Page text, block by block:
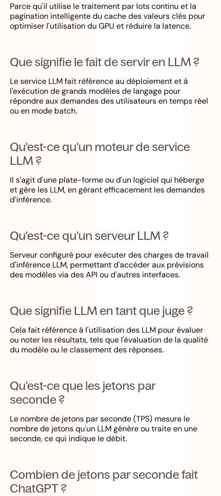
Parce qu'il utilise le traitement par lots continu et la
pagination intelligente du cache des valeurs clés pour
optimiser l'utilisation du GPU et réduire la latence.
Que signifie le fait de servir en LLM ?
Le service LLM fait référence au déploiement et à
l'exécution de grands modèles de langage pour
répondre aux demandes des utilisateurs en temps réel
ou en mode batch.
Qu'est-ce qu'un moteur de service
LLM ?
Il s'agit d'une plate-forme ou d'un logiciel qui héberge
et gère les LLM, en gérant efficacement les demandes
d'inférence.
Qu'est-ce qu'un serveur LLM ?
Serveur configuré pour exécuter des charges de travail
d'inférence LLM, permettant d'accéder aux prévisions
des modèles via des API ou d'autres interfaces.
Que signifie LLM en tant que juge ?
Cela fait référence à l'utilisation des LLM pour évaluer
ou noter les résultats, tels que l'évaluation de la qualité
du modèle ou le classement des réponses.
Qu'est-ce que les jetons par
seconde ?
Le nombre de jetons par seconde (TPS) mesure le
nombre de jetons qu'un LLM génère ou traite en une
seconde, ce qui indique le débit.
Combien de jetons par seconde fait
ChatGPT ?